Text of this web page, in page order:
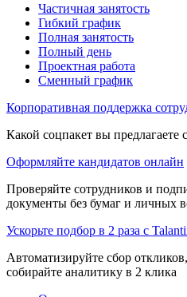
Частичная занятость
Гибкий график
Полная занятость
Полный день
Проектная работа
Сменный график
Корпоративная поддержка
Какой соцпакет вы
Оформляйте кандидатов онлайн
Проверяйте сотрудников и
документы без бумаг и личных
Ускорьте подбор в 2 раза с
Автоматизируйте сбор
собирайте аналитику в 2 клика